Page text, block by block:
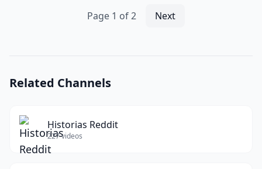
Page 1 of2 Next
Related Channels
Historias Reddit
227videos